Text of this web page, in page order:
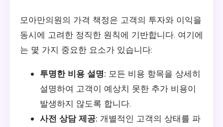
모아만의원의 가격 책정은 고객의 투자와 이익을
동시에 고려한 정직한 원칙에 기반합니다. 여기에
는 몇 가지 중요한 요소가 있습니다:
투명한 비용 설명: 모든 비용 항목을 상세히
설명하여 고객이 예상치 못한 추가 비용이
발생하지 않도록 합니다.
사전 상담 제공: 개별적인 고객의 상태를 파